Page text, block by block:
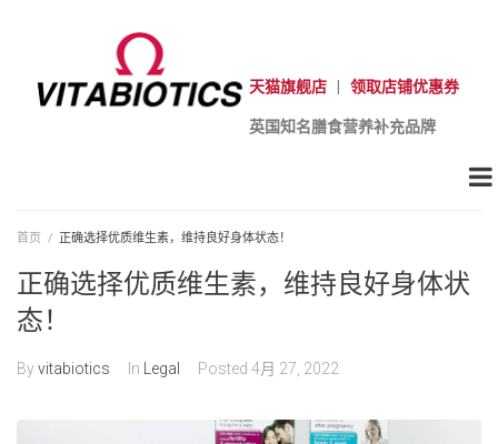
天猫旗舰店 领取店铺优惠券
英国知名膳食营养补充品牌
首页 / 正确选择优质维生素，维持良好身体状态！
正确选择优质维生素，维持良好身体状
态！
Byvitabiotics In Legal Posted 4月 27, 2022